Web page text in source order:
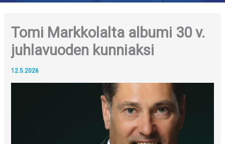
Tomi Markkolalta albumi 30 v.
juhlavuoden kunniaksi
12.5.2026